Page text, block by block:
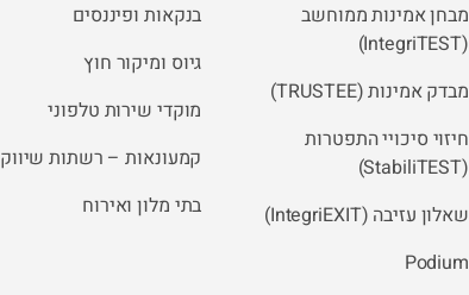
מבחן אמינות ממוחשב
(IntegriTEST)
מבדק אמינות (TRUSTEE)
חיזוי סיכויי התפטרות
(StabiliTEST)
שאלון עזיבה (IntegriEXIT)
Podium
בנקאות ופיננסים
גיוס ומיקור חוץ
מוקדי שירות טלפוני
קמעונאות – רשתות שיווק
בתי מלון ואירוח